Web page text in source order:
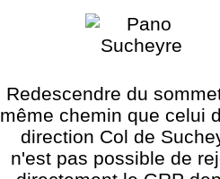
Redescendre du
même chemin que celui
direction Col de
n'est pas possible de